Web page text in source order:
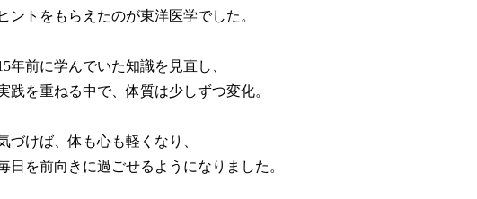
ヒントをもらえたのが東洋医学でした。
年前に学んでいた知識を見直し、
践を重ねる中で、体質は少しずつ変化。
づけば、体も心も軽くなり、
日を前向きに過ごせるようになりました。